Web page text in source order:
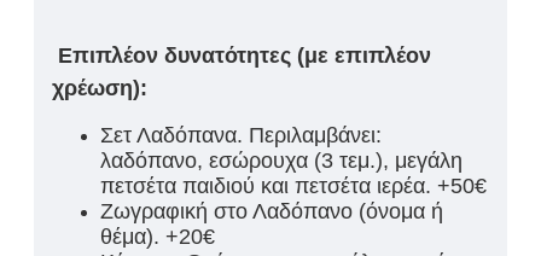
Επιπλέον δυνατότητες (με επιπλέον
χρέωση):
Σετ Λαδόπανα. Περιλαμβάνει:
λαδόπανο, εσώρουχα (3 τεμ.), μεγάλη
πετσέτα παιδιού και πετσέτα ιερέα. +50€
Ζωγραφική στο Λαδόπανο (όνομα ή
θέμα). +20€